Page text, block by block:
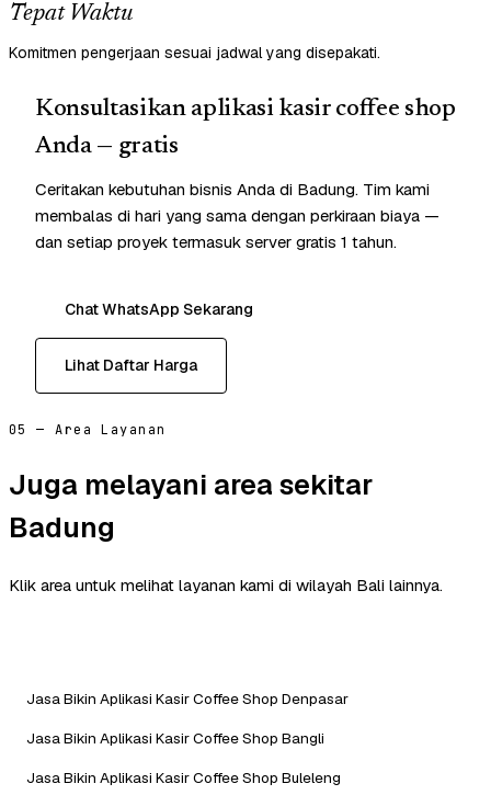
Tepat Waktu
Komitmen pengerjaan sesuai jadwal yang disepakati.
Konsultasikan aplikasi kasir coffee shop
Anda — gratis
Ceritakan kebutuhan bisnis Anda di Badung. Tim kami
membalas di hari yang sama dengan perkiraan biaya —
dan setiap proyek termasuk server gratis 1 tahun.
Chat WhatsApp Sekarang
Lihat Daftar Harga
05 — Area Layanan
Juga melayani area sekitar
Badung
Klik area untuk melihat layanan kami di wilayah Bali lainnya.
Jasa Bikin Aplikasi Kasir Coffee Shop Denpasar
Jasa Bikin Aplikasi Kasir Coffee Shop Bangli
Jasa Bikin Aplikasi Kasir Coffee Shop Buleleng